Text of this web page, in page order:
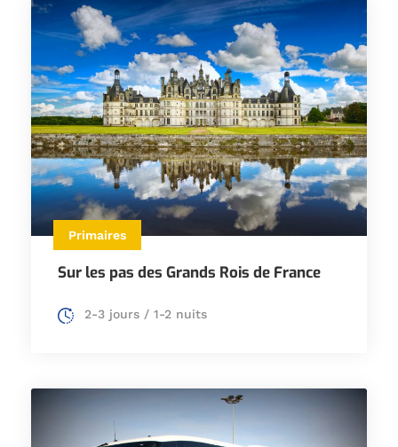
Primaires
Sur les pas des Grands Rois de France
2-3 jours / 1-2 nuits